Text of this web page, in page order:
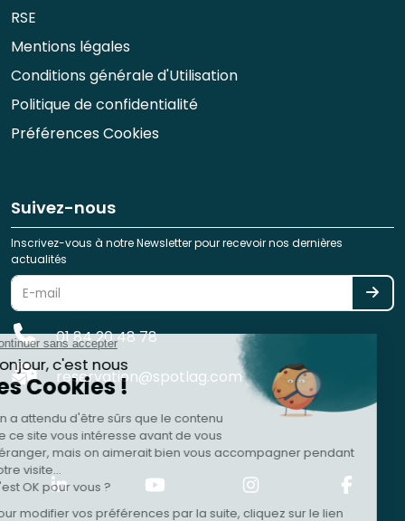
RSE
Mentions légales
Conditions générale d'Utilisation
Politique de confidentialité
Préférences Cookies
Suivez-nous
Inscrivez-vous à notre Newsletter pour recevoir nos dernières
actualités
01 84 20 48 78
reservation@spotlag.com